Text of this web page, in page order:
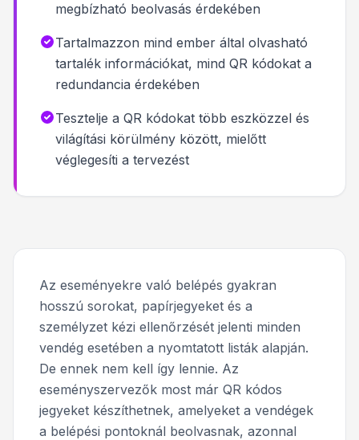
megbízható beolvasás érdekében
Tartalmazzon mind ember által olvasható
tartalék információkat, mind QR kódokat a
redundancia érdekében
Tesztelje a QR kódokat több eszközzel és
világítási körülmény között, mielőtt
véglegesíti a tervezést
Az eseményekre való belépés gyakran
hosszú sorokat, papírjegyeket és a
személyzet kézi ellenőrzését jelenti minden
vendég esetében a nyomtatott listák alapján.
De ennek nem kell így lennie. Az
eseményszervezők most már QR kódos
jegyeket készíthetnek, amelyeket a vendégek
a belépési pontoknál beolvasnak, azonnal